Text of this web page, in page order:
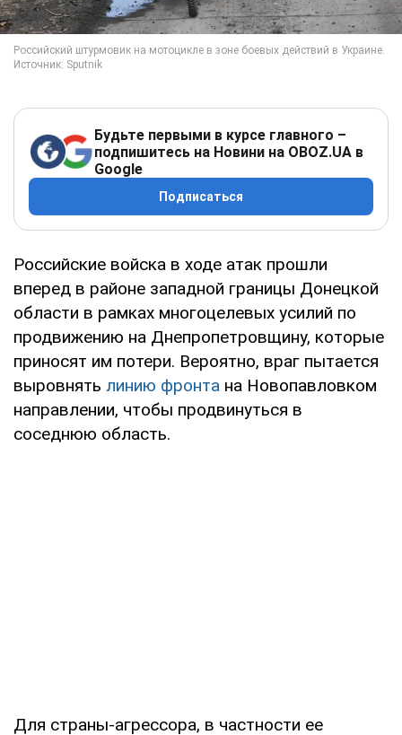
Будьте первыми в курсе главного –
подпишитесь на Новини на OBOZ.UA в
Google
Подписаться
Российские войска в ходе атак прошли
вперед в районе западной границы Донецкой
области в рамках многоцелевых усилий по
продвижению на Днепропетровщину, которые
приносят им потери. Вероятно, враг пытается
выровнять линию фронта на Новопавловком
направлении, чтобы продвинуться в
соседнюю область.
Для страны-агрессора, в частности ее